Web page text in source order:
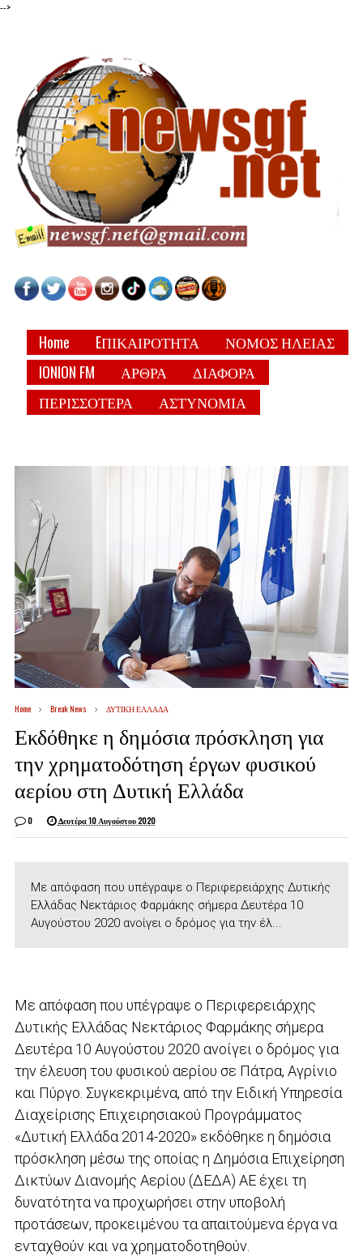
-->
Home EΠΙΚΑΙΡΟΤΗΤΑ
ΝΟΜΟΣ ΗΛΕΙΑΣ
IONION FM
ΑΡΘΡΑ
ΔΙΑΦΟΡΑ
ΠΕΡΙΣΣΟΤΕΡΑ
ΑΣΤΥΝΟΜΙΑ
Home Break News ΔΥΤΙΚΗ ΕΛΛΑΔΑ
Εκδόθηκε η δημόσια πρόσκληση για
την χρηματοδότηση έργων φυσικού
αερίου στη Δυτική Ελλάδα
0 Δευτέρα 10 Αυγούστου 2020
Με απόφαση που υπέγραψε ο Περιφερειάρχης Δυτικής
Ελλάδας Νεκτάριος Φαρμάκης σήμερα Δευτέρα 10
Αυγούστου 2020 ανοίγει ο δρόμος για την έλ...
Με απόφαση που υπέγραψε ο Περιφερειάρχης
Δυτικής Ελλάδας Νεκτάριος Φαρμάκης σήμερα
Δευτέρα 10 Αυγούστου 2020 ανοίγει ο δρόμος για
την έλευση του φυσικού αερίου σε Πάτρα, Αγρίνιο
και Πύργο. Συγκεκριμένα, από την Ειδική Υπηρεσία
Διαχείρισης Επιχειρησιακού Προγράμματος
«Δυτική Ελλάδα 2014-2020» εκδόθηκε η δημόσια
πρόσκληση μέσω της οποίας η Δημόσια Επιχείρηση
Δικτύων Διανομής Αερίου (ΔΕΔΑ) ΑΕ έχει τη
δυνατότητα να προχωρήσει στην υποβολή
προτάσεων, προκειμένου τα απαιτούμενα έργα να
ενταχθούν και να χρηματοδοτηθούν.